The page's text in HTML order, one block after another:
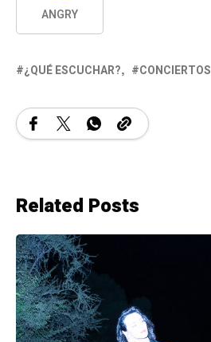
ANGRY
¿QUÉ ESCUCHAR? CONCIERTOS
Related Posts